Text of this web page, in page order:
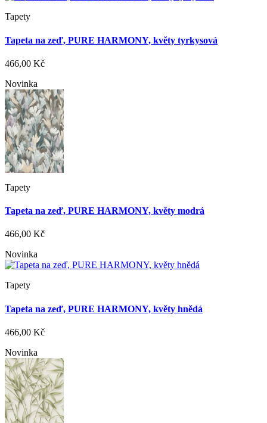
Tapety
Tapeta na zeď, PURE HARMONY, květy tyrkysová
466,00 Kč
Novinka
Tapety
Tapeta na zeď, PURE HARMONY, květy modrá
466,00 Kč
Novinka
Tapety
Tapeta na zeď, PURE HARMONY, květy hnědá
466,00 Kč
Novinka